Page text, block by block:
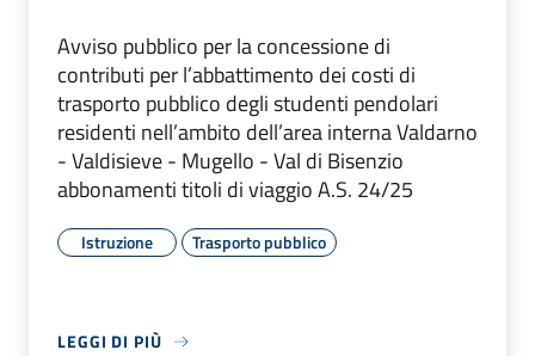
Avviso pubblico per la concessione di
contributi per l’abbattimento dei costi di
trasporto pubblico degli studenti pendolari
residenti nell’ambito dell’area interna Valdarno
- Valdisieve - Mugello - Val di Bisenzio
abbonamenti titoli di viaggio A.S. 24/25
Istruzione Trasporto pubblico
LEGGI DI PIÙ